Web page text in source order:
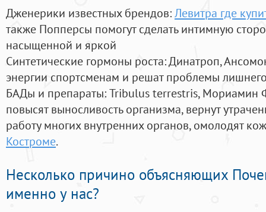
Дженерики известных брендов:Левитра где
также Попперсы помогут сделать интимную
насыщенной и яркой
Синтетические гормоны роста: Динатроп,
энергии спортсменам и решат проблемы
БАДы и препараты:Tribulus terrestris, Мориамин
повысят выносливость организма, вернут
работу многих внутренних органов, омолодят
Костроме.
Несколько причино объясняющих
именно у нас?